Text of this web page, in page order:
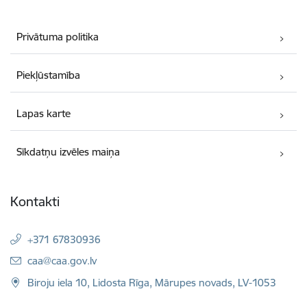
Privātuma politika
Piekļūstamība
Lapas karte
Sīkdatņu izvēles maiņa
Kontakti
+371 67830936
E-pasts:
caa@caa.gov.lv
Biroju iela 10, Lidosta Rīga, Mārupes novads, LV-1053